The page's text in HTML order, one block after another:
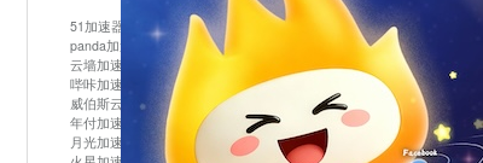
51加速器 bitznet hidecat i7加速器
kuai500
panda加速器
snap加速器 vp加速器
中信加速器
云墙加速器
云速加速器
哔咔加速器
哔咔哔咔加速器 喵云 回锅肉加速器
威伯斯云
小明加速器 小蓝鸟加速器
布谷vp加速器
年付加速器
心阶云 快连 怎么上外网
易飞加速器
月光加速器
机场加速器 松果云 梯子加速器